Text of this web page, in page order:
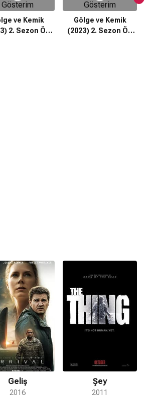
ve Kemik
2. Sezon Ön
Gölge ve Kemik
(2023) 2. Sezon Ön
Geliş
2016
Şey
2011